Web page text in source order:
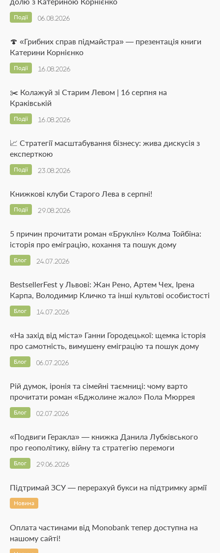
06.08.2026
Події
🍄 «Грибних справ підмайстра» — презентація книги
Катерини Корнієнко
16.08.2026
Події
✂️ Колажуй зі Старим Левом | 16 серпня на
Краківській
16.08.2026
Події
📈 Стратегії масштабування бізнесу: жива дискусія з
експерткою
23.08.2026
Події
Книжкові клуби Старого Лева в серпні!
29.08.2026
Події
5 причин прочитати роман «Бруклін» Колма Тойбіна:
історія про еміграцію, кохання та пошук дому
24.07.2026
Блог
BestsellerFest у Львові: Жан Рено, Артем Чех, Ірена
Карпа, Володимир Кличко та інші культові особистості
14.07.2026
Блог
«На захід від міста» Ганни Городецької: щемка історія
про самотність, вимушену еміграцію та пошук дому
06.07.2026
Блог
Рій думок, іронія та сімейні таємниці: чому варто
прочитати роман «Бджолине жало» Пола Мюррея
02.07.2026
Блог
«Подвиги Геракла» — книжка Данила Лубківського
про геополітику, війну та стратегію перемоги
29.06.2026
Блог
Підтримай ЗСУ — перерахуй букси на підтримку армії
Новина
Оплата частинами від Monobank тепер доступна на
нашому сайті!